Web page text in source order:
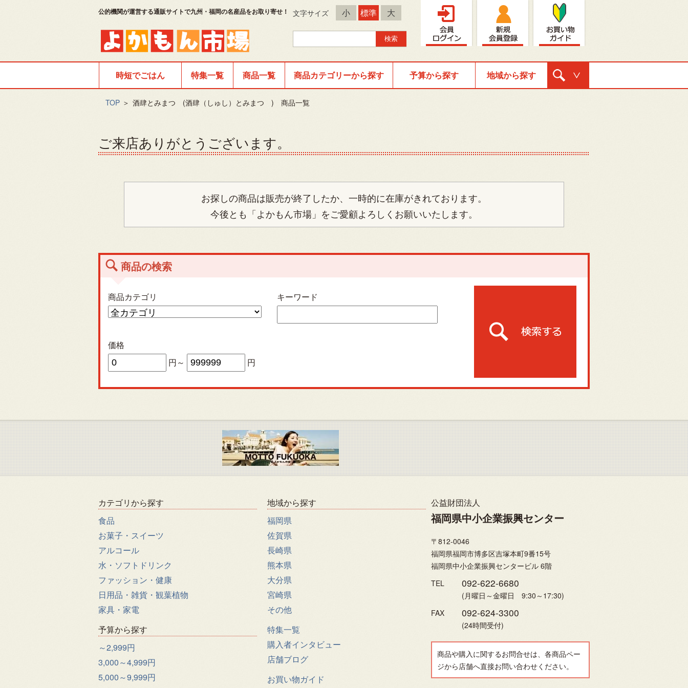
公的機関が運営する通販サイトで九州・福岡の名産品をお取り寄せ！ 文字サイズ 小 標準 大
時短でごはん 特集一覧 商品一覧 商品カテゴリーから探す 予算から探す 地域から探す
TOP ＞ 酒肆とみまつ (酒肆（しゅし）とみまつ ) 商品一覧
ご来店ありがとうございます。
お探しの商品は販売が終了したか、一時的に在庫がきれております。
今後とも「よかもん市場」をご愛顧よろしくお願いいたします。
商品の検索
商品カテゴリ キーワード
価格
円～
円
カテゴリから探す
食品
お菓子・スイーツ
アルコール
水・ソフトドリンク
ファッション・健康
日用品・雑貨・観葉植物
家具・家電
予算から探す
～2,999円
3,000～4,999円
5,000～9,999円
地域から探す
福岡県
佐賀県
長崎県
熊本県
大分県
宮崎県
その他
特集一覧
購入者インタビュー
店舗ブログ
お買い物ガイド
公益財団法人
福岡県中小企業振興センター
〒812-0046
福岡県福岡市博多区吉塚本町9番15号
福岡県中小企業振興センタービル 6階
TEL
092-622-6680
(月曜日～金曜日 9:30～17:30)
FAX
092-624-3300
(24時間受付)
商品や購入に関するお問合せは、各商品ペー
ジから店舗へ直接お問い合わせください。